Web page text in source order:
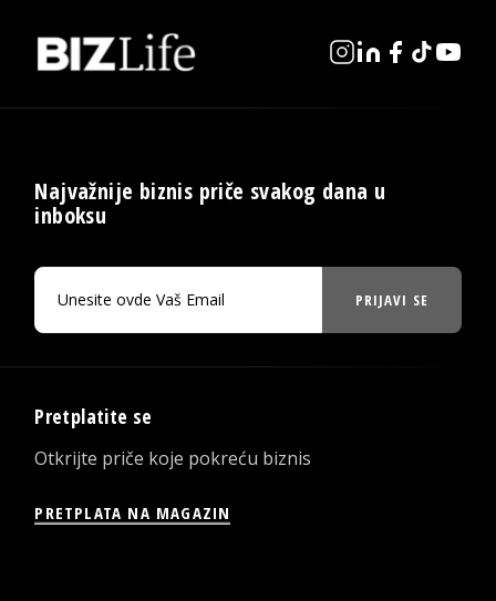
Najvažnije biznis priče svakog dana u
inboksu
PRIJAVI SE
Pretplatite se
Otkrijte priče koje pokreću biznis
PRETPLATA NA MAGAZIN